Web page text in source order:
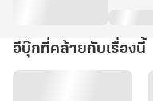
อีบุ๊กที่คล้ายกับเรื่องนี้